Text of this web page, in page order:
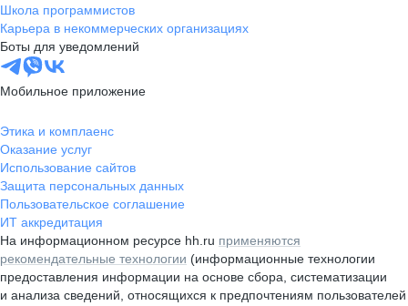
Школа программистов
Карьера в некоммерческих организациях
Боты для уведомлений
Мобильное приложение
Этика и комплаенс
Оказание услуг
Использование сайтов
Защита персональных данных
Пользовательское соглашение
ИТ аккредитация
На информационном ресурсе hh.ru применяются
рекомендательные технологии (информационные технологии
предоставления информации на основе сбора, систематизации
и анализа сведений, относящихся к предпочтениям пользователей